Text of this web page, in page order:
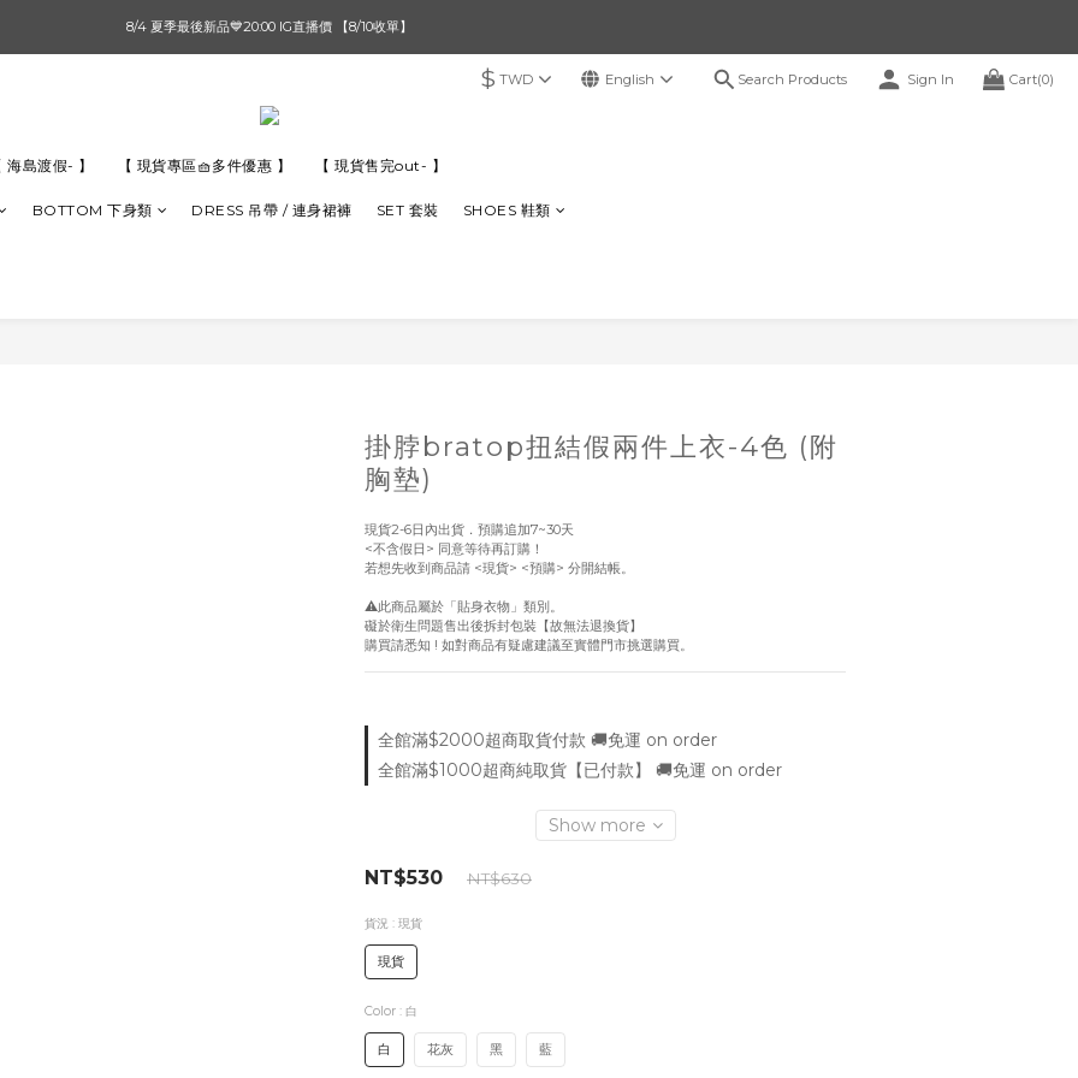
單筆滿$1000【先付款】 / 滿$2000【超取付款】 🚚免運費
8/4 夏季最後新品💙20:00 IG直播價 【8/10收單】
$ TWD English Search Products Sign In Cart(0)
海島渡假- 】 【 現貨專區🧺多件優惠 】 【 現貨售完out- 】
BOTTOM 下身類 DRESS 吊帶 / 連身裙褲 SET 套裝 SHOES 鞋類
掛脖bratop扭結假兩件上衣-4色 (附
胸墊)
現貨2-6日內出貨．預購追加7~30天
<不含假日> 同意等待再訂購！
若想先收到商品請 <現貨> <預購> 分開結帳。
⚠️此商品屬於「貼身衣物」類別。
礙於衛生問題售出後拆封包裝【故無法退換貨】
購買請悉知 ! 如對商品有疑慮建議至實體門市挑選購買。
全館滿$2000超商取貨付款 🚚免運 on order
全館滿$1000超商純取貨【已付款】 🚚免運 on order
Show more
NT$530 NT$630
貨況 : 現貨
現貨
Color : 白
白 花灰 黑 藍